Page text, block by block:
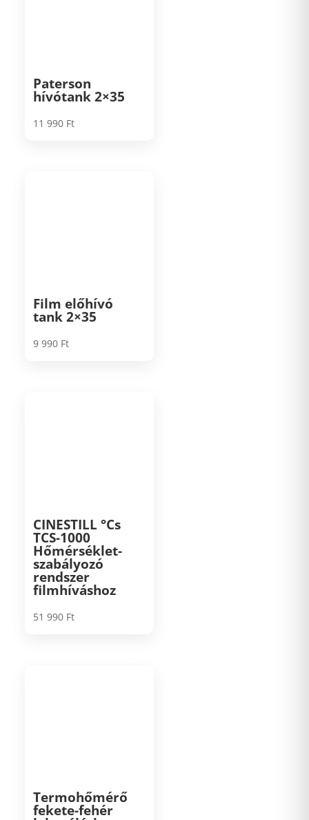
Paterson
hívótank 2×35
11 990 Ft
Film előhívó
tank 2×35
9 990 Ft
CINESTILL °Cs
TCS-1000
Hőmérséklet-
szabályozó
rendszer
filmhíváshoz
51 990 Ft
Termohőmérő
fekete-fehér